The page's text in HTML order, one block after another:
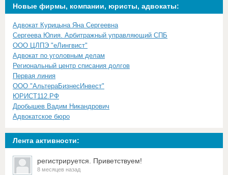
Новые фирмы, компании, юристы, адвокаты:
Адвокат Курицына Яна Сергеевна
Сергеева Юлия. Арбитражный управляющий СПБ
ООО ЦЛПЭ "еЛингвист"
Адвокат по уголовным делам
Региональный центр списания долгов
Первая линия
ООО "АльтераБизнесИнвест"
ЮРИСТ112.РФ
Дробышев Вадим Никандрович
Адвокатское бюро
Лента активности:
регистрируется. Приветствуем!
8 месяцев назад